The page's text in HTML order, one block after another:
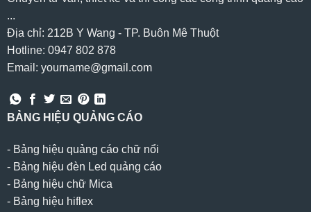
...
Địa chỉ: 212B Y Wang - TP. Buôn Mê Thuột
Hotline: 0947 802 878
Email: yourname@gmail.com
BẢNG HIỆU QUẢNG CÁO
- Bảng hiệu quảng cáo chữ nổi
- Bảng hiệu đèn Led quảng cáo
- Bảng hiệu chữ Mica
- Bảng hiệu hiflex